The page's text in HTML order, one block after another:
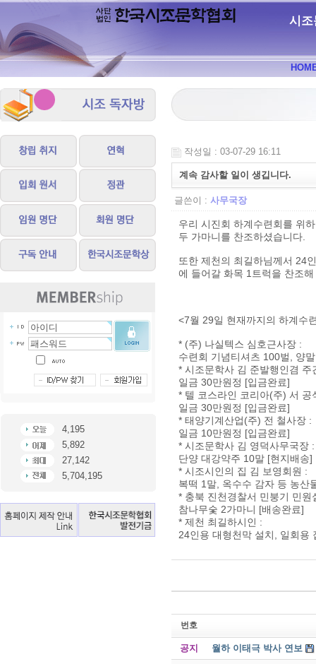
시조
4,195
5,892
27,142
5,704,195
작성일 : 03-07-29 16:11
계속 감사할 일이 생깁니다.
글쓴이 : 사무국장
우리 시진회 하계수련회를 위
두 가마니를 찬조하셨습니다.
또한 제천의 최길하님께서 24
에 들어갈 화목 1트럭을 찬조
<7월 29일 현재까지의 하계수
* (주) 나실텍스 심호근사장 :
수련회 기념티셔츠 100벌, 양
* 시조문학사 김 준발행인겸 주
일금 30만원정 [입금완료]
* 텔 코스라인 코리아(주) 서 공
일금 30만원정 [입금완료]
* 태양기계산업(주) 전 철사장 :
일금 10만원정 [입금완료]
* 시조문학사 김 영덕사무국장 :
단양 대강약주 10말 [현지배송]
* 시조시인의 집 김 보영회원 :
복떡 1말, 옥수수 감자 등 농산
* 충북 진천경찰서 민붕기 민원
참나무숯 2가마니 [배송완료]
* 제천 최길하시인 :
24인용 대형천막 설치, 일회용
번호
공지 월하 이태극 박사 연보